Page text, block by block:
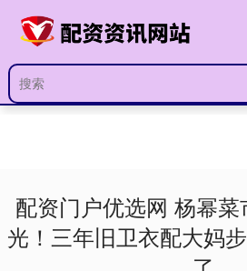
配资门户优选网 杨幂
光！三年旧卫衣配大妈